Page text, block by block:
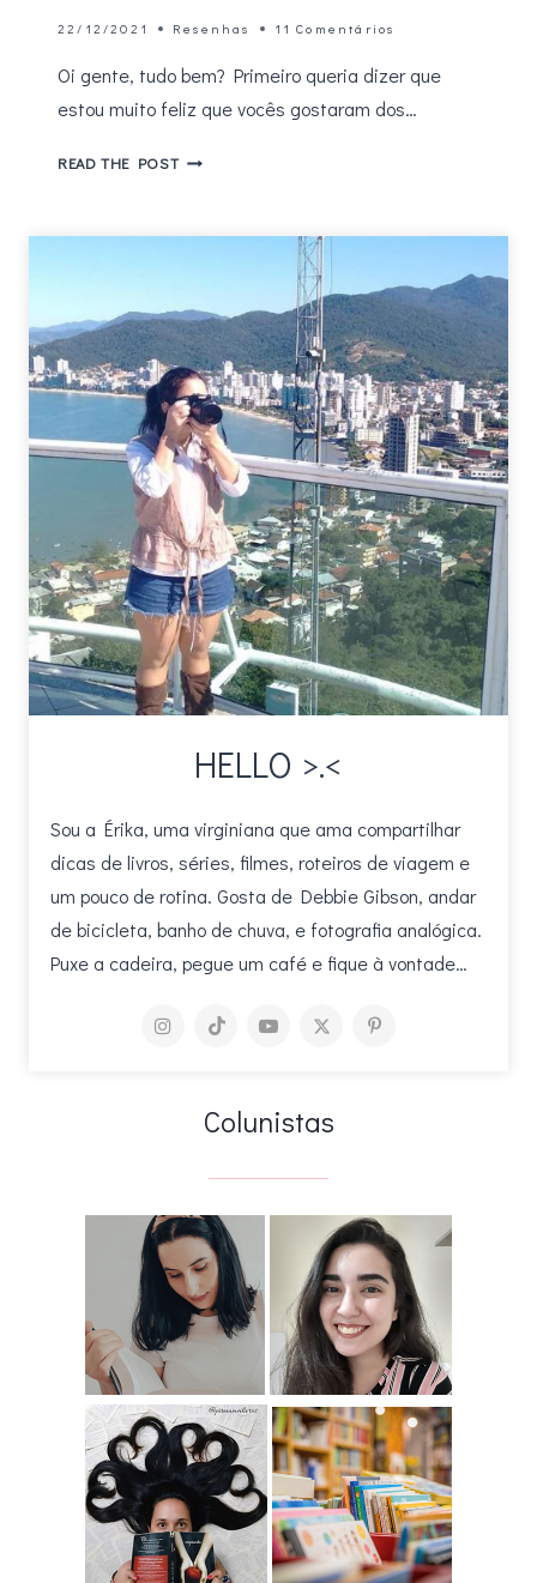
22/12/2021 Resenhas 11 Comentários
Oi gente, tudo bem? Primeiro queria dizer que
estou muito feliz que vocês gostaram dos…
READ THE POSTAUGUSTO
SONHOS
HELLO >.<
Sou a Érika, uma virginiana que ama compartilhar
dicas de livros, séries, filmes, roteiros de viagem e
um pouco de rotina. Gosta de Debbie Gibson, andar
de bicicleta, banho de chuva, e fotografia analógica.
Puxe a cadeira, pegue um café e fique à vontade…
Colunistas